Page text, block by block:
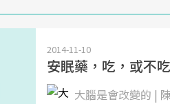
2014-11-10
安眠藥，吃，或不
大腦是會改變的 |